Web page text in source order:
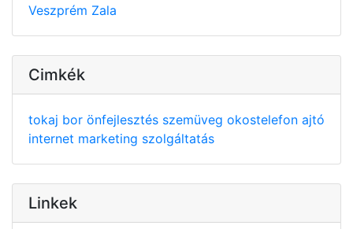
Veszprém Zala
Cimkék
tokaj bor önfejlesztés szemüveg okostelefon ajtó
internet marketing szolgáltatás
Linkek